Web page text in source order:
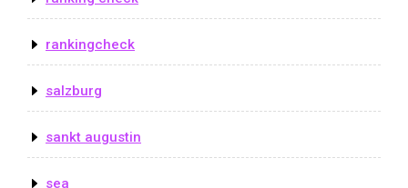
rankingcheck
salzburg
sankt augustin
sea